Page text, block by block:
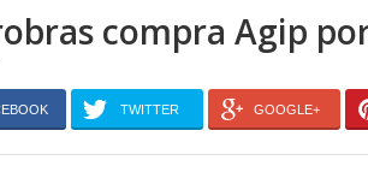
compra Agip
TWITTER GOOGLE+